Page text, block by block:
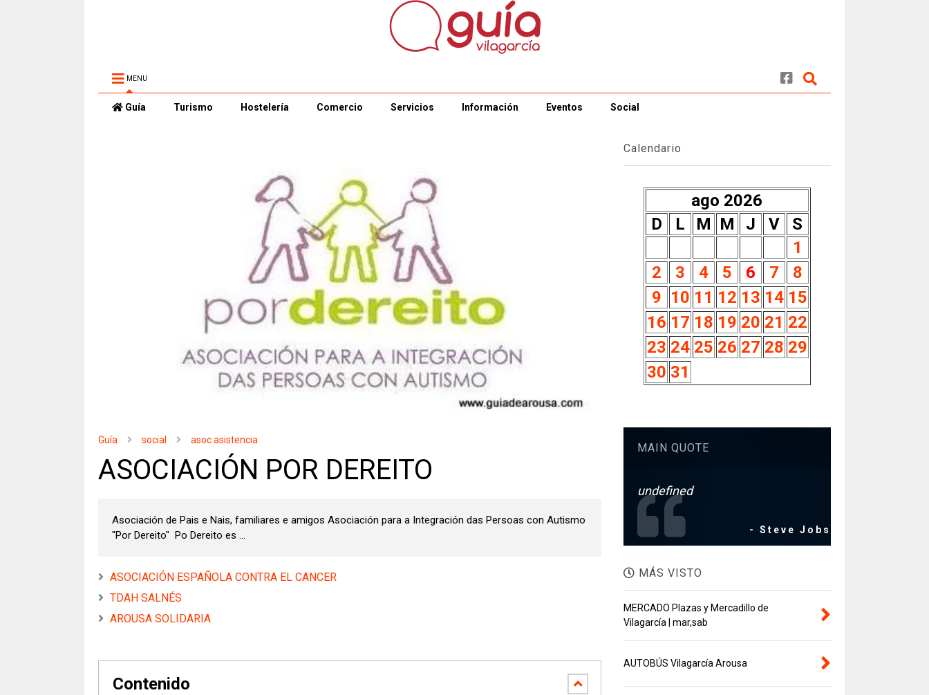
MENU
Guía Turismo Hostelería Comercio Servicios Información Eventos Social
Guía social asoc asistencia
ASOCIACIÓN POR DEREITO
Asociación de Pais e Nais, familiares e amigos Asociación para a Integración das Persoas con Autismo
"Por Dereito" Po Dereito es ...
ASOCIACIÓN ESPAÑOLA CONTRA EL CANCER
TDAH SALNÉS
AROUSA SOLIDARIA
Contenido
Calendario
ago 2026
D
L M M J V
S
1
2
3 4 5 6 7
8
9 10 11 12 13 14 15
16 17 18 19 20 21 22
23 24 25 26 27 28 29
30 31
MAIN QUOTE
undefined
- Steve Jobs
MÁS VISTO
MERCADO Plazas y Mercadillo de
Vilagarcía | mar,sab
AUTOBÚS Vilagarcía Arousa